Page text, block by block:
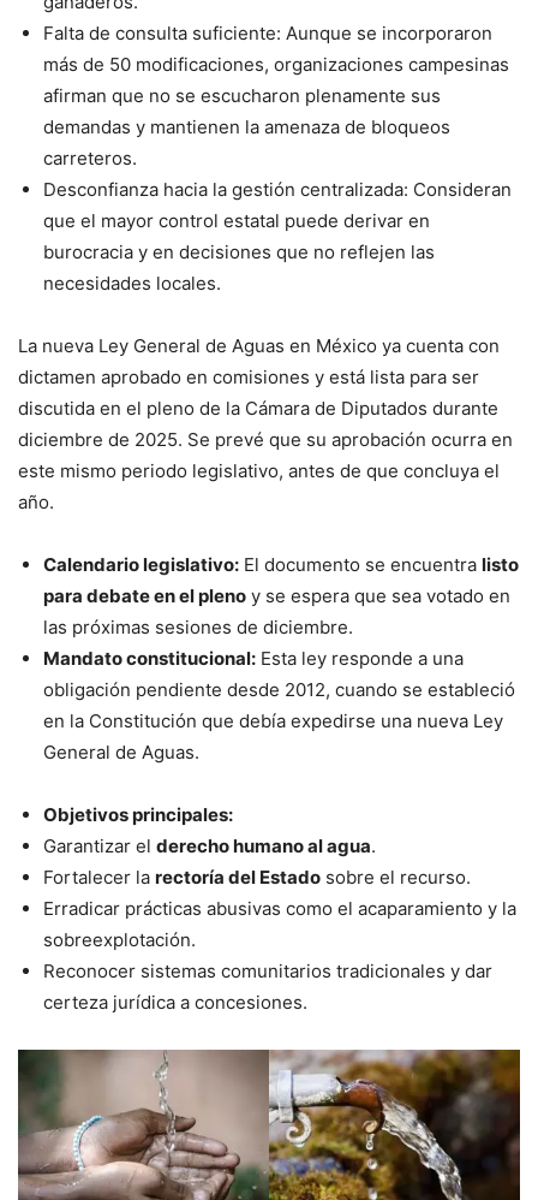
Falta de consulta suficiente: Aunque se incorporaron
más de 50 modificaciones, organizaciones campesinas
afirman que no se escucharon plenamente sus
demandas y mantienen la amenaza de bloqueos
carreteros.
Desconfianza hacia la gestión centralizada: Consideran
que el mayor control estatal puede derivar en
burocracia y en decisiones que no reflejen las
necesidades locales.
La nueva Ley General de Aguas en México ya cuenta con
dictamen aprobado en comisiones y está lista para ser
discutida en el pleno de la Cámara de Diputados durante
diciembre de 2025. Se prevé que su aprobación ocurra en
este mismo periodo legislativo, antes de que concluya el
año.
Calendario legislativo: El documento se encuentra listo
para debate en el pleno y se espera que sea votado en
las próximas sesiones de diciembre.
Mandato constitucional: Esta ley responde a una
obligación pendiente desde 2012, cuando se estableció
en la Constitución que debía expedirse una nueva Ley
General de Aguas.
Objetivos principales:
Garantizar el derecho humano al agua.
Fortalecer la rectoría del Estado sobre el recurso.
Erradicar prácticas abusivas como el acaparamiento y la
sobreexplotación.
Reconocer sistemas comunitarios tradicionales y dar
certeza jurídica a concesiones.